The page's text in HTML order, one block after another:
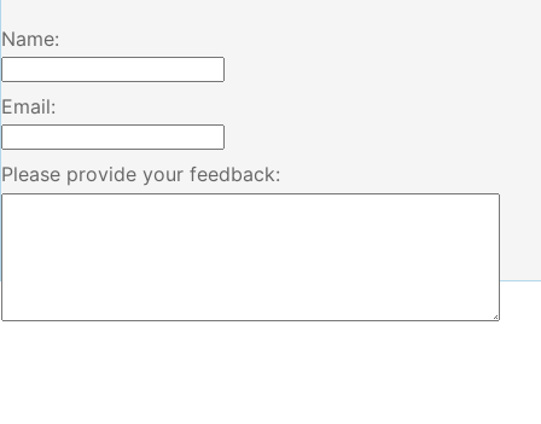
Name:
Email:
Please provide your feedback: